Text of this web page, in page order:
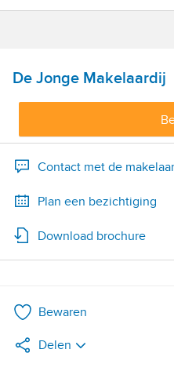
De Jonge Makelaardij
Contact met de makelaar
Plan een bezichtiging
Download brochure
Bewaren
Delen